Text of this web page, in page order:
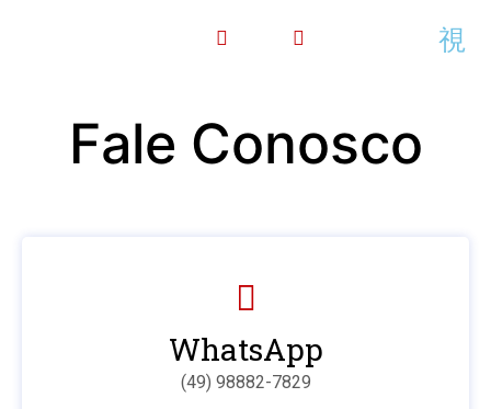
Fale Conosco
WhatsApp
(49) 98882-7829